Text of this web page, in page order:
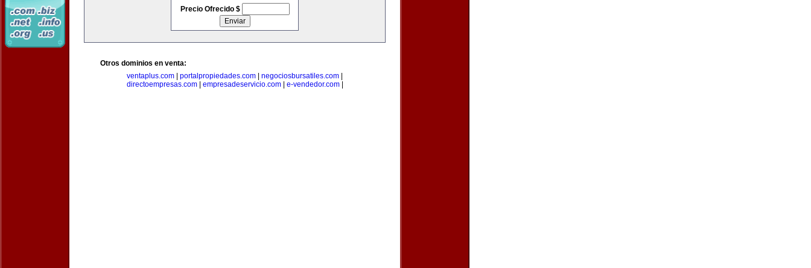
Precio Ofrecido $
Otros dominios en venta:
ventaplus.com
portalpropiedades.com negociosbursatiles.com
directoempresas.com| empresadeservicio.com| e-vendedor.com|